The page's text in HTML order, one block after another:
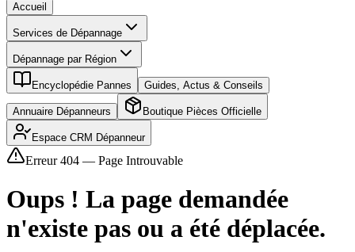
Accueil
Services de Dépannage
Dépannage par Région
Encyclopédie Pannes Guides, Actus & Conseils
Annuaire Dépanneurs Boutique Pièces Officielle
Espace CRM Dépanneur
Erreur 404 — Page Introuvable
Oups ! La page demandée
n'existe pas ou a été déplacée.